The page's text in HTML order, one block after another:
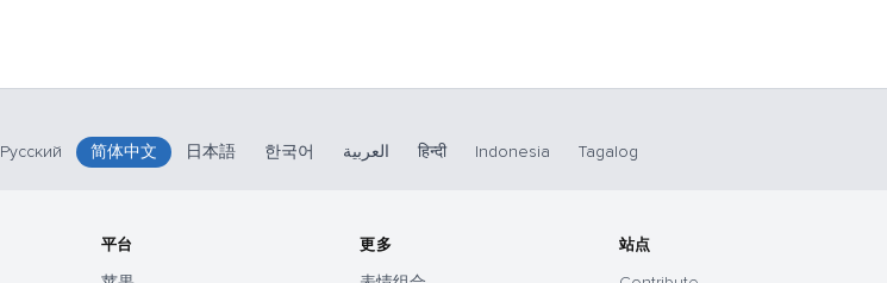
Русский 简体中文 日本語 한국어 العربية हिन्दी Indonesia Tagalog
平台 更多 站点